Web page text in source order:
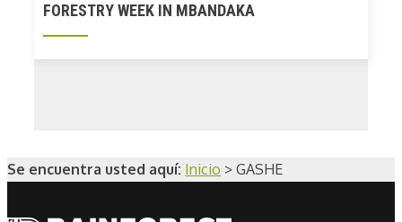
FORESTRY WEEK IN MBANDAKA
Se encuentra usted aquí: Inicio > GASHE